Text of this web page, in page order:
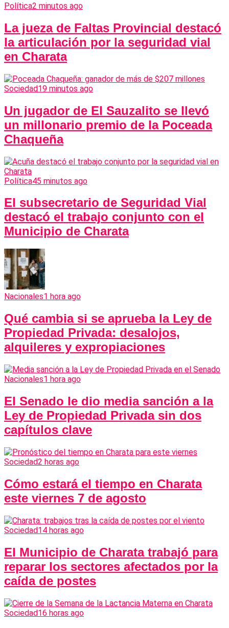
Política2 minutos ago
La jueza de Faltas Provincial destacó
la articulación por la seguridad vial
en Charata
Sociedad19 minutos ago
Un jugador de El Sauzalito se llevó
un millonario premio de la Poceada
Chaqueña
Política45 minutos ago
El subsecretario de Seguridad Vial
destacó el trabajo conjunto con el
Municipio de Charata
Nacionales1 hora ago
Qué cambia si se aprueba la Ley de
Propiedad Privada: desalojos,
alquileres y expropiaciones
Nacionales1 hora ago
El Senado le dio media sanción a la
Ley de Propiedad Privada sin dos
capítulos clave
Sociedad2 horas ago
Cómo estará el tiempo en Charata
este viernes 7 de agosto
Sociedad14 horas ago
El Municipio de Charata trabajó para
reparar los sectores afectados por la
caída de postes
Sociedad16 horas ago